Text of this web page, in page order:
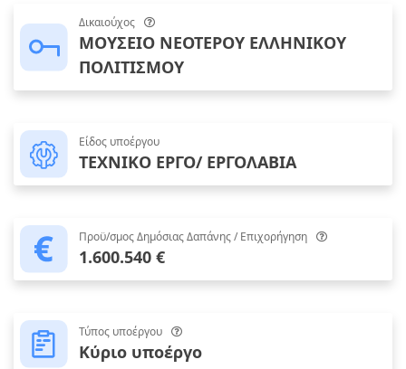
Δικαιούχος
ΜΟΥΣΕΙΟ ΝΕΟΤΕΡΟΥ ΕΛΛΗΝΙΚΟΥ
ΠΟΛΙΤΙΣΜΟΥ
Είδος υποέργου
ΤΕΧΝΙΚΟ ΕΡΓΟ/ ΕΡΓΟΛΑΒΙΑ
Προϋ/σμος Δημόσιας Δαπάνης / Επιχορήγηση
1.600.540 €
Τύπος υποέργου
Κύριο υποέργο